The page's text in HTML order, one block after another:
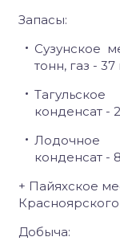
Запасы:
Сузунское
тонн, газ -
конденсат -
Лодочное
конденсат -
+ Пайяхское
Добыча: